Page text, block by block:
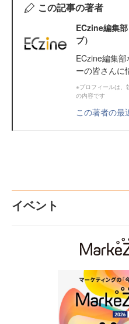
この記事の著者
ECzine編集
ブ）
ECzine編集
ーの皆さんに
※プロフィールは、
の内容です
この著者の最
イベント